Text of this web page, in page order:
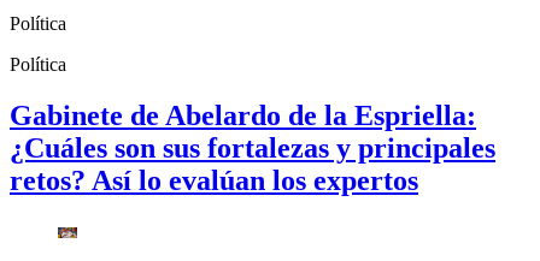
Política
Política
Gabinete de Abelardo de la Espriella:
¿Cuáles son sus fortalezas y principales
retos? Así lo evalúan los expertos